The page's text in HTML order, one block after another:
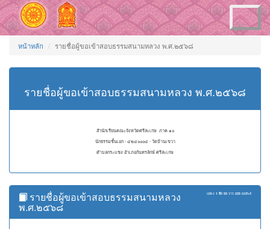
Toggle
navigation
หน้าหลัก รายชื่อผู้ขอเข้าสอบธรรมสนามหลวง พ.ศ.๒๕๖๘
รายชื่อผู้ขอเข้าสอบธรรมสนามหลวง พ.ศ.๒๕๖๘
สำนักเรียนคณะจังหวัดศรีสะเกษ ภาค ๑๐
นักธรรมชั้นเอก - ๔๒๔๐๐๐๔ - วัดบ้านเขวา
ตำบลกระแชง อำเภอกันทรลักษ์ ศรีสะเกษ
แสดง 1 ถึง 50 จาก 235 ผลลัพธ์
รายชื่อผู้ขอเข้าสอบธรรมสนามหลวง
พ.ศ.๒๕๖๘